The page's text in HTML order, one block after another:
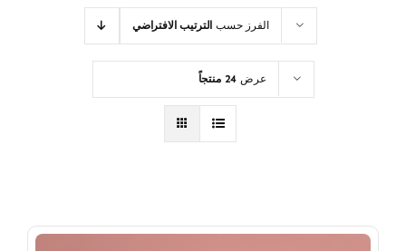
الفرز حسب الترتيب الافتراضي
عرض 24 منتجاً